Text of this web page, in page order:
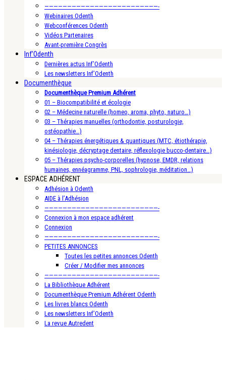
—————————————————————————-
Webinaires Odenth
Webconférences Odenth
Vidéos Partenaires
Avant-première Congrès
Inf’Odenth
Dernières actus Inf’Odenth
Les newsletters Inf’Odenth
Documenthèque
Documenthèque Premium Adhérent
01 – Biocompatibilité et écologie
02 – Médecine naturelle (homeo, aroma, phyto, naturo…)
03 – Thérapies manuelles (orthodontie, posturologie,
ostéopathie…)
04 – Thérapies énergétiques & quantiques (MTC, étiothérapie,
kinésiologie, décryptage dentaire, réflexologie bucco-dentaire…)
05 – Thérapies psycho-corporelles (hypnose, EMDR, relations
humaines, ennéagramme, PNL, sophrologie, méditation…)
ESPACE ADHÉRENT
Adhésion à Odenth
AIDE à l’Adhésion
—————————————————————————-
Connexion à mon espace adhérent
Connexion
—————————————————————————-
PETITES ANNONCES
Toutes les petites annonces Odenth
Créer / Modifier mes annonces
—————————————————————————-
La Bibliothèque Adhérent
Documenthèque Premium Adhérent Odenth
Les livres blancs Odenth
Les newsletters Inf’Odenth
La revue Autredent